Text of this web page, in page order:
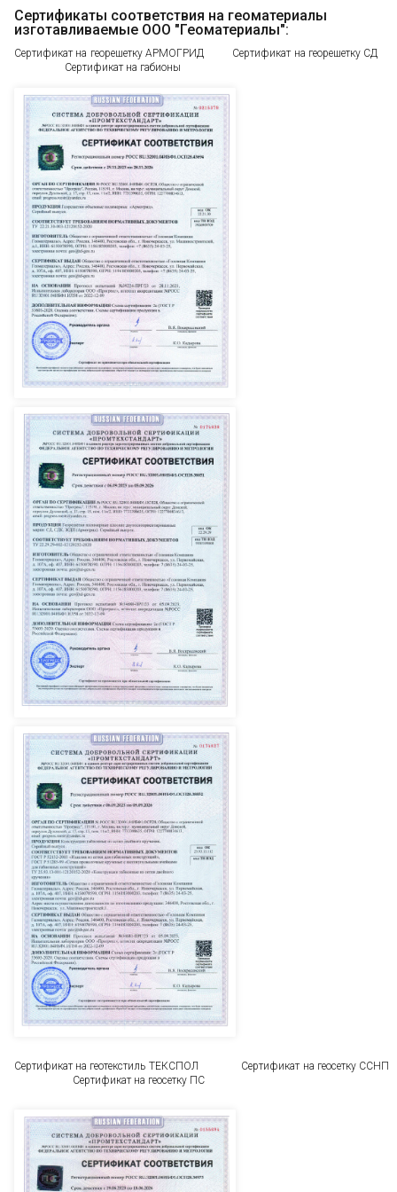
Сертификаты соответствия на геоматериалы
изготавливаемые ООО "Геоматериалы":
Сертификат на георешетку АРМОГРИД Сертификат на георешетку СД
Сертификат на габионы
Сертификат на геотекстиль ТЕКСПОЛ Сертификат на геосетку ССНП
Сертификат на геосетку ПС